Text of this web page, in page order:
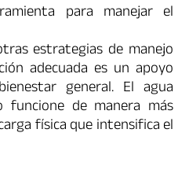
para manejar el
estrategias de manejo
adecuada es un apoyo
general. El agua
de manera más
física que intensifica el